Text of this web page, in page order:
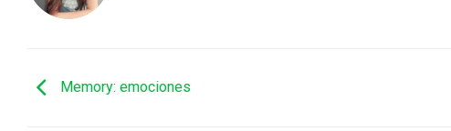
Memory: emociones